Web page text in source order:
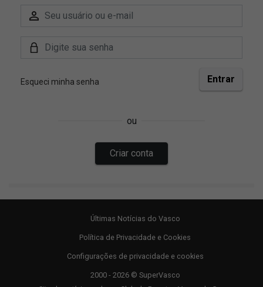
Últimas Notícias do Vasco
Política de Privacidade e Cookies
Configurações de privacidade e cookies
2000 - 2026 © SuperVasco